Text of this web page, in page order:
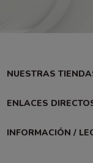
NUESTRAS
ENLACES
INFORMACIÓN /